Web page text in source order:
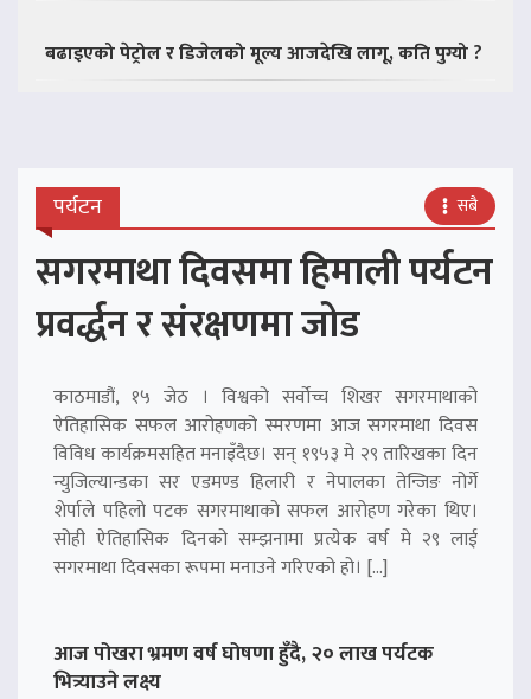
बढाइएको पेट्रोल र डिजेलको मूल्य आजदेखि लागू, कति पुग्यो ?
पर्यटन सबै
सगरमाथा दिवसमा हिमाली पर्यटन
प्रवर्द्धन र संरक्षणमा जोड
काठमाडौं, १५ जेठ । विश्वको सर्वोच्च शिखर सगरमाथाको
ऐतिहासिक सफल आरोहणको स्मरणमा आज सगरमाथा दिवस
विविध कार्यक्रमसहित मनाइँदैछ। सन् १९५३ मे २९ तारिखका दिन
न्युजिल्यान्डका सर एडमण्ड हिलारी र नेपालका तेन्जिङ नोर्गे
शेर्पाले पहिलो पटक सगरमाथाको सफल आरोहण गरेका थिए।
सोही ऐतिहासिक दिनको सम्झनामा प्रत्येक वर्ष मे २९ लाई
सगरमाथा दिवसका रूपमा मनाउने गरिएको हो। […]
आज पोखरा भ्रमण वर्ष घोषणा हुँदै, २० लाख पर्यटक
भित्र्याउने लक्ष्य